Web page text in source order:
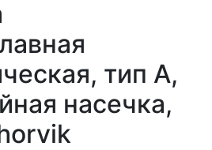
тип А,
насечка,